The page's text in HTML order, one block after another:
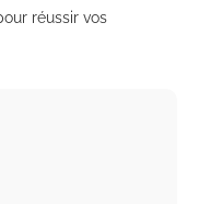
réussir vos